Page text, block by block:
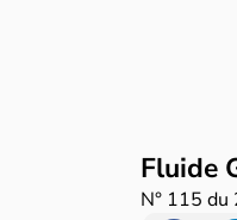
Fluide
N° 115 du